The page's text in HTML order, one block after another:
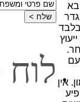
עם
אין